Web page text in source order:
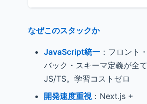
なぜこのスタックか
JavaScript統一 ：フロント・
バック・スキーマ定義が全て
JS/TS。学習コストゼロ
開発速度重視：Next.js +